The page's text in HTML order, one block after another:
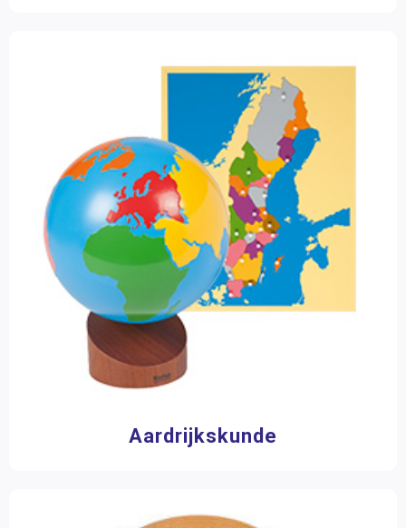
Aardrijkskunde